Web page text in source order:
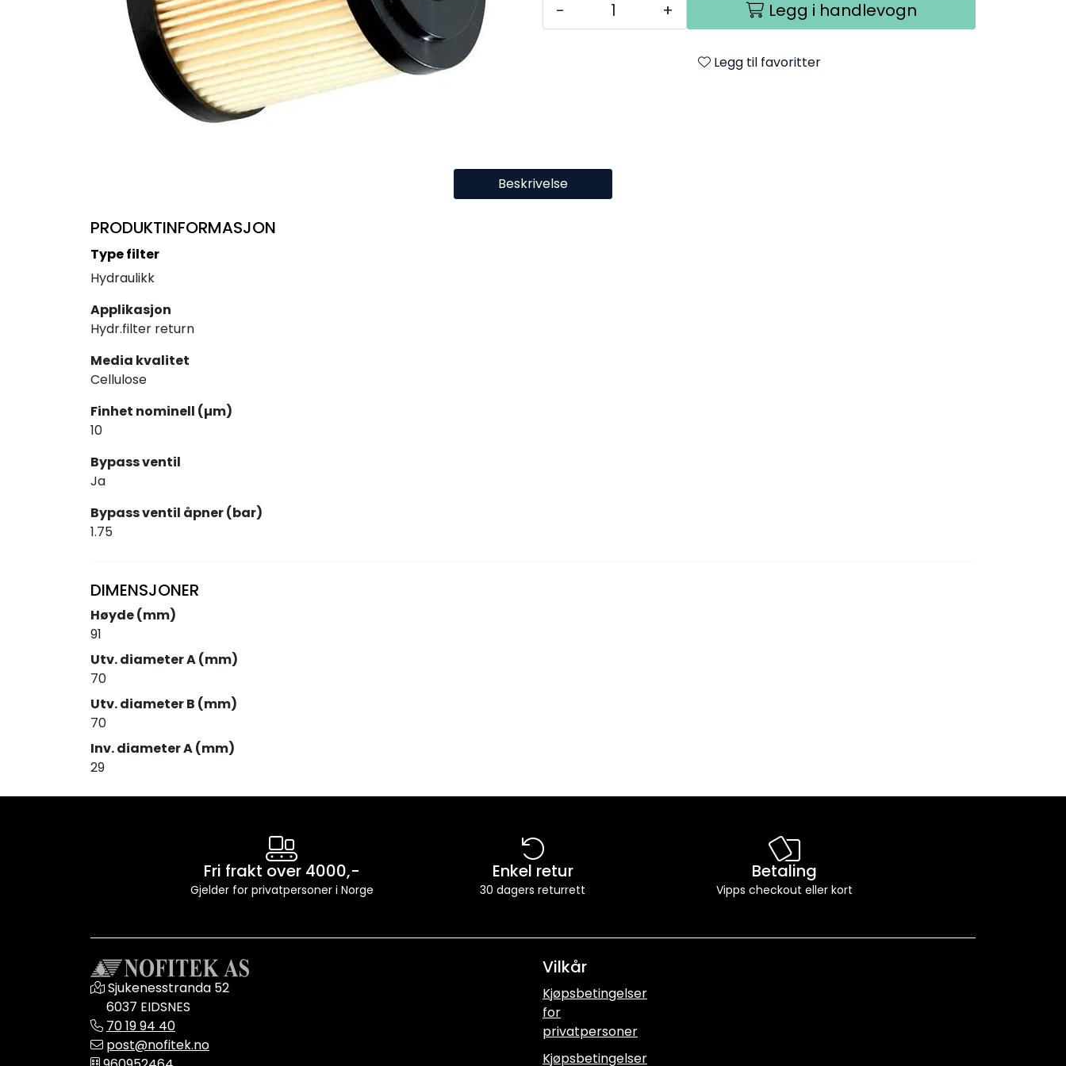
- + Legg i handlevogn
Legg til favoritter
Beskrivelse
PRODUKTINFORMASJON
Type filter
Hydraulikk
Applikasjon
Hydr.filter return
Media kvalitet
Cellulose
Finhet nominell (µm)
10
Bypass ventil
Ja
Bypass ventil åpner (bar)
1.75
DIMENSJONER
Høyde (mm)
91
Utv. diameter A (mm)
70
Utv. diameter B (mm)
70
Inv. diameter A (mm)
29
Fri frakt over 4000,-
Gjelder for privatpersoner i Norge
Enkel retur
30 dagers returrett
Betaling
Vipps checkout eller kort
Sjukenesstranda 52
6037 EIDSNES
70 19 94 40
post@nofitek.no
Vilkår
Kjøpsbetingelser
for
privatpersoner
Kjøpsbetingelser